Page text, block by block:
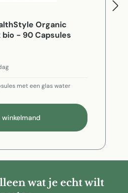
Organic
- 90 Capsules
met een glas water
winkelmand
wat je echt wilt